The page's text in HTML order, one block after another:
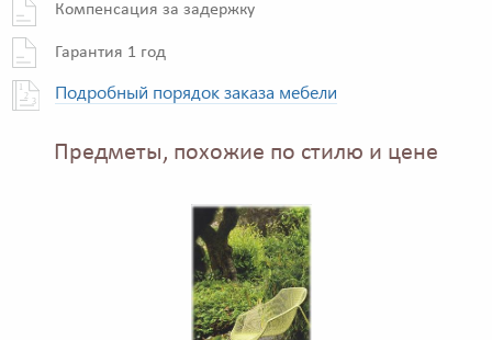
Компенсация за задержку
Гарантия 1 год
Подробный порядок заказа мебели
Предметы, похожие по стилю и цене